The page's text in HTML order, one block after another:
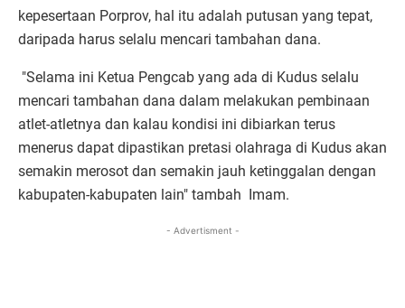
kepesertaan Porprov, hal itu adalah putusan yang tepat,
daripada harus selalu mencari tambahan dana.
"Selama ini Ketua Pengcab yang ada di Kudus selalu
mencari tambahan dana dalam melakukan pembinaan
atlet-atletnya dan kalau kondisi ini dibiarkan terus
menerus dapat dipastikan pretasi olahraga di Kudus akan
semakin merosot dan semakin jauh ketinggalan dengan
kabupaten-kabupaten lain" tambah Imam.
- Advertisment -